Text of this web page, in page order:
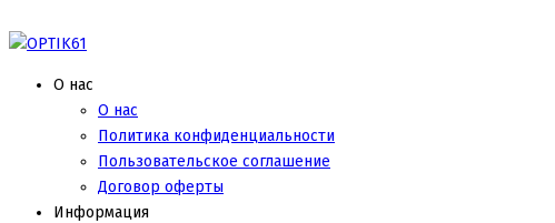
О нас
О нас
Политика конфиденциальности
Пользовательское соглашение
Договор оферты
Информация